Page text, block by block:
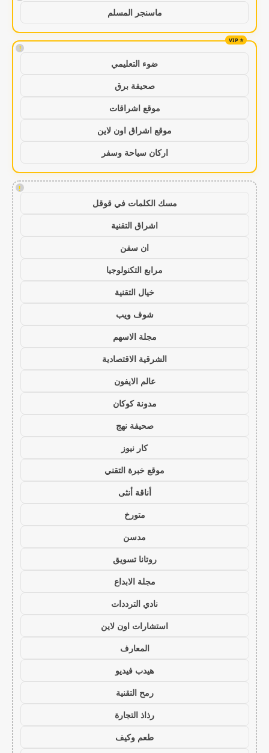
ماسنجر المسلم
!
ضوء التعليمي
صحيفة برق
موقع اشراقات
موقع اشراق اون لاين
اركان سياحة وسفر
!
مسك الكلمات في قوقل
اشراق التقنية
ان سفن
مرابع التكنولوجيا
خيال التقنية
شوف ويب
مجلة الاسهم
الشرقية الاقتصادية
عالم الايفون
مدونة كوكان
صحيفة نهج
كار نيوز
موقع خبرة التقني
أناقة أنثى
متورخ
مدسن
روتانا تسويق
مجلة الابداع
نادي الترددات
استشارات اون لاين
المعارف
هيدب فيديو
رمح التقنية
رذاذ التجارة
طعم وكيف